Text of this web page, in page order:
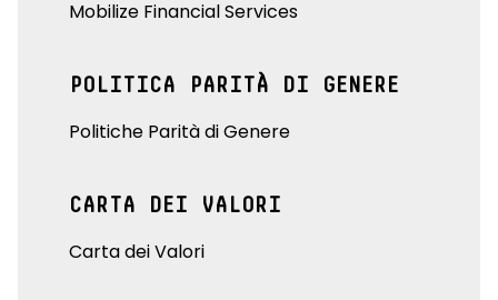
Mobilize Financial Services
POLITICA PARITÀ DI GENERE
Politiche Parità di Genere
CARTA DEI VALORI
Carta dei Valori